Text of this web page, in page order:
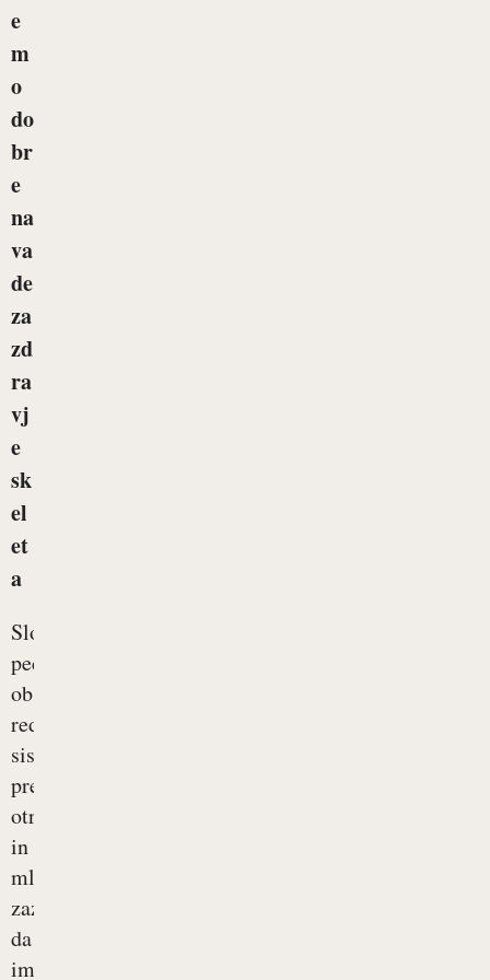
e
m
o
do
br
e
na
va
de
za
zd
ra
vj
e
sk
el
et
a
Slovenski
pediatri
ob
rednih
sistematskih
pregledih
otrok
in
mladostnikov
zaznavajo,
da
ima